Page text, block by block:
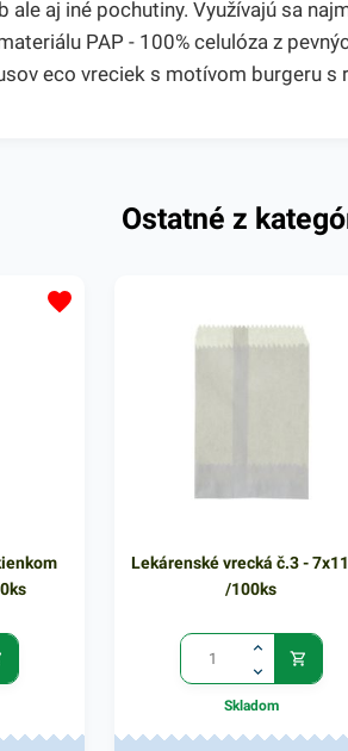
aj iné pochutiny. Využívajú sa
PAP - 100% celulóza z
eco vreciek s motívom burgeru s
Ostatné z
Lekárenské vrecká č.3 -
/100ks
Skladom